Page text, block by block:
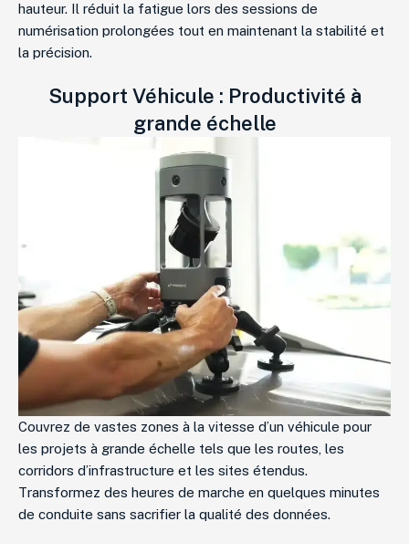
hauteur. Il réduit la fatigue lors des sessions de
numérisation prolongées tout en maintenant la stabilité et
la précision.
Support Véhicule : Productivité à
grande échelle
Couvrez de vastes zones à la vitesse d’un véhicule pour
les projets à grande échelle tels que les routes, les
corridors d’infrastructure et les sites étendus.
Transformez des heures de marche en quelques minutes
de conduite sans sacrifier la qualité des données.